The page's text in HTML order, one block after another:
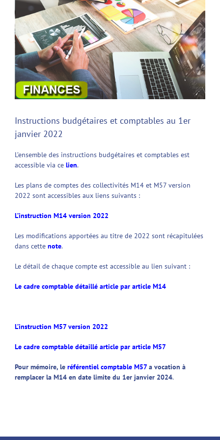
Instructions budgétaires et comptables au 1er
janvier 2022
L’ensemble des instructions budgétaires et comptables est
accessible via ce lien.
Les plans de comptes des collectivités M14 et M57 version
2022 sont accessibles aux liens suivants :
L’instruction M14 version 2022
Les modifications apportées au titre de 2022 sont récapitulées
dans cette note.
Le détail de chaque compte est accessible au lien suivant :
Le cadre comptable détaillé article par article M14
L’instruction M57 version 2022
Le cadre comptable détaillé article par article M57
Pour mémoire, le référentiel comptable M57a vocation à
remplacer la M14 en date limite du 1er janvier 2024.